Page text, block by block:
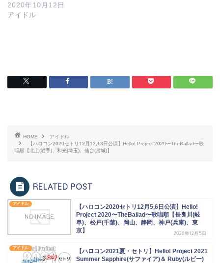
2020年10月12日
アイドル
HOME
アイドル
【ハロコン2020セトリ12月12,13日公演】Hello! Project 2020〜TheBallad〜歌
唱順【北上(岩手)、和光(埼玉)、仙台(宮城)】
RELATED POST
アイドル
【ハロコン2020セトリ12月5,6日公演】Hello!
Project 2020〜TheBallad〜歌唱順【長良川(岐
阜)、松戸(千葉)、岡山、静岡、神戸(兵庫)、東
京】
2020年12月5日
アイドル
【ハロコン2021夏・セトリ】Hello! Project 2021
Summer Sapphire(サファイア)＆ Ruby(ルビー)